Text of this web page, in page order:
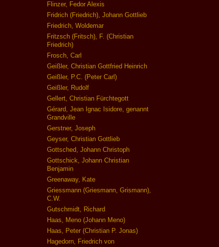
Flinzer, Fedor Alexis
Fridrich (Friedrich), Johann Gottlieb
Friedrich, Woldemar
Fritzsch (Fritsch), F. (Christian
Friedrich)
Frosch, Carl
Geißler, Christian Gottfried Heinrich
Geißler, P.C. (Peter Carl)
Geißler, Rudolf
Gellert, Christian Fürchtegott
Gérard, Jean Ignac Isidore, genannt
Grandville
Gerstner, Joseph
Geyser, Christian Gottlieb
Gottsched, Johann Christoph
Gottschick, Johann Christian
Benjamin
Greenaway, Kate
Griessmann (Griesmann, Grismann),
C.W.
Gutschmidt, Richard
Haas, Meno (Johann Meno)
Haas, Peter (Christian P. Jonas)
Hagedorn, Friedrich von